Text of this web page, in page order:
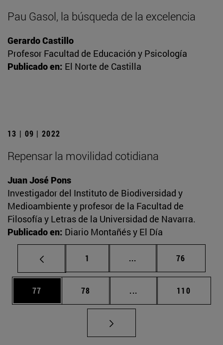
Pau Gasol, la búsqueda de la excelencia
Gerardo Castillo
Profesor Facultad de Educación y Psicología
Publicado en: El Norte de Castilla
13 | 09 | 2022
Repensar la movilidad cotidiana
Juan José Pons
Investigador del Instituto de Biodiversidad y
Medioambiente y profesor de la Facultad de
Filosofía y Letras de la Universidad de Navarra.
Publicado en: Diario Montañés y El Día
Página
1 ... Páginas intermedias
Página
76
Página
77 Página
78 ... Páginas intermedias
Página
110